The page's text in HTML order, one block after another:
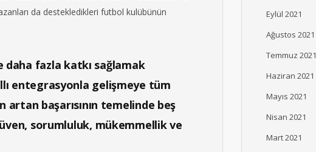
da destekledikleri futbol kulübünün
fazla katkı sağlamak
entegrasyonla gelişmeye tüm
artan başarısının temelinde beş
sorumluluk, mükemmellik ve
Eylül 2021
Ağustos 2021
Temmuz 2021
Haziran 2021
Mayıs 2021
Nisan 2021
Mart 2021